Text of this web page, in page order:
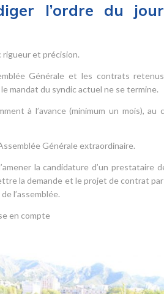
l’ordre du jour
rigueur et précision.
Générale et les contrats
mandat du syndic actuel ne se termine.
à l’avance (minimum un mois),
Générale extraordinaire.
la candidature d’un prestataire
la demande et le projet de contrat
l’assemblée.
en compte